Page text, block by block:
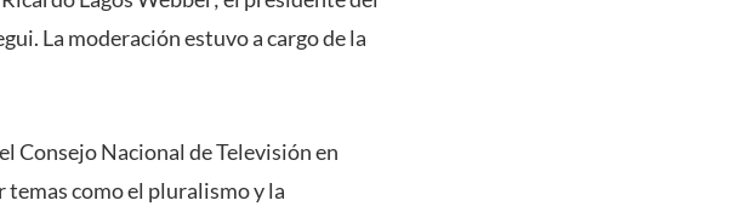
La moderación estuvo a cargo de la
Consejo Nacional de Televisión en
como el pluralismo y la